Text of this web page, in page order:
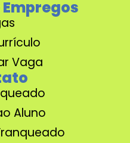
Vaga
Aluno